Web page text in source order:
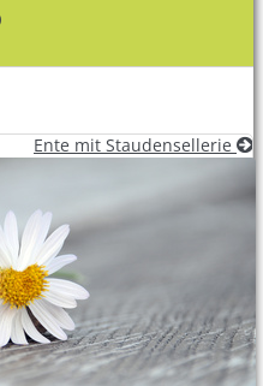
Ente mit Staudensellerie